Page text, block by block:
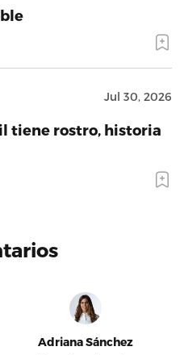
Jul 30, 2026
tiene rostro, historia
Adriana Sánchez